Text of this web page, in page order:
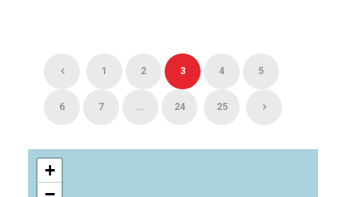
1 2 3 4 5
6 7 ... 24 25
+